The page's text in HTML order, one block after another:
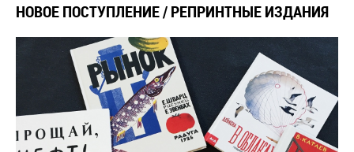
​НОВОЕ ПОСТУПЛЕНИЕ / РЕПРИНТНЫЕ ИЗДАНИЯ